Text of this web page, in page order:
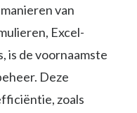
van
Excel-
is de voornaamste
Deze
zoals